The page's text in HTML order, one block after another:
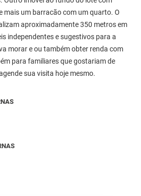
mais um barracão com um quarto. O
aproximadamente 350 metros em
independentes e sugestivos para a
morar e ou também obter renda com
para familiares que gostariam de
sua visita hoje mesmo.